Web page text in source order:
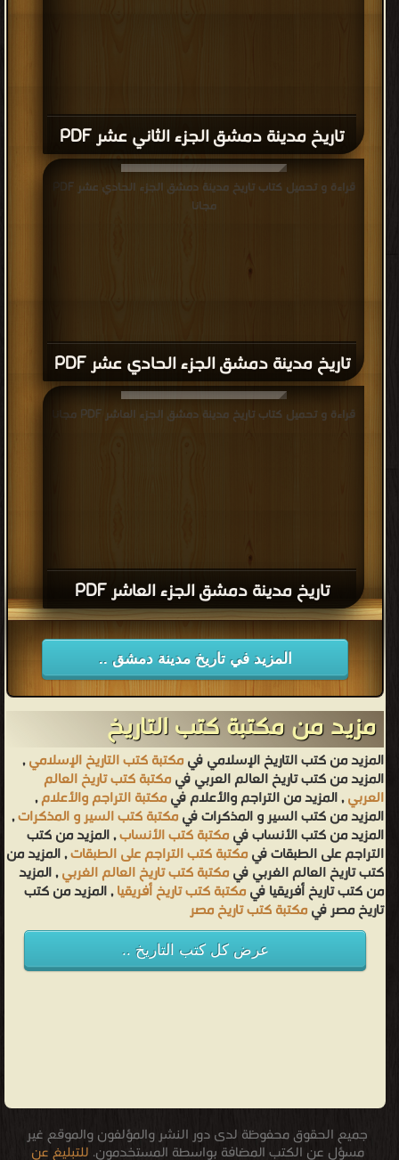
تاريخ مدينة دمشق الجزء الثاني عشر PDF
تاريخ مدينة دمشق الجزء الحادي عشر PDF
قراءة و تحميل كتاب تاريخ مدينة دمشق الجزء الحادي عشر PDF
مجانا
تاريخ مدينة دمشق الجزء العاشر PDF
قراءة و تحميل كتاب تاريخ مدينة دمشق الجزء العاشر PDF مجانا
المزيد في تاريخ مدينة دمشق ..
مزيد من مكتبة كتب التاريخ
المزيد من كتب التاريخ الإسلامي فيمكتبة كتب التاريخ الإسلامي,
المزيد من كتب تاريخ العالم العربي فيمكتبة كتب تاريخ العالم
العربي, المزيد من التراجم والأعلام فيمكتبة التراجم والأعلام,
المزيد من كتب السير و المذكرات فيمكتبة كتب السير و المذكرات,
المزيد من كتب الأنساب فيمكتبة كتب الأنساب, المزيد من كتب
التراجم على الطبقات فيمكتبة كتب التراجم على الطبقات, المزيد من
كتب تاريخ العالم الغربي فيمكتبة كتب تاريخ العالم الغربي, المزيد
من كتب تاريخ أفريقيا فيمكتبة كتب تاريخ أفريقيا, المزيد من كتب
تاريخ مصر فيمكتبة كتب تاريخ مصر
عرض كل كتب التاريخ ..
جميع الحقوق محفوظة لدى دور النشر والمؤلفون والموقع غير
مسؤل عن الكتب المضافة بواسطة المستخدمون. للتبليغ عن